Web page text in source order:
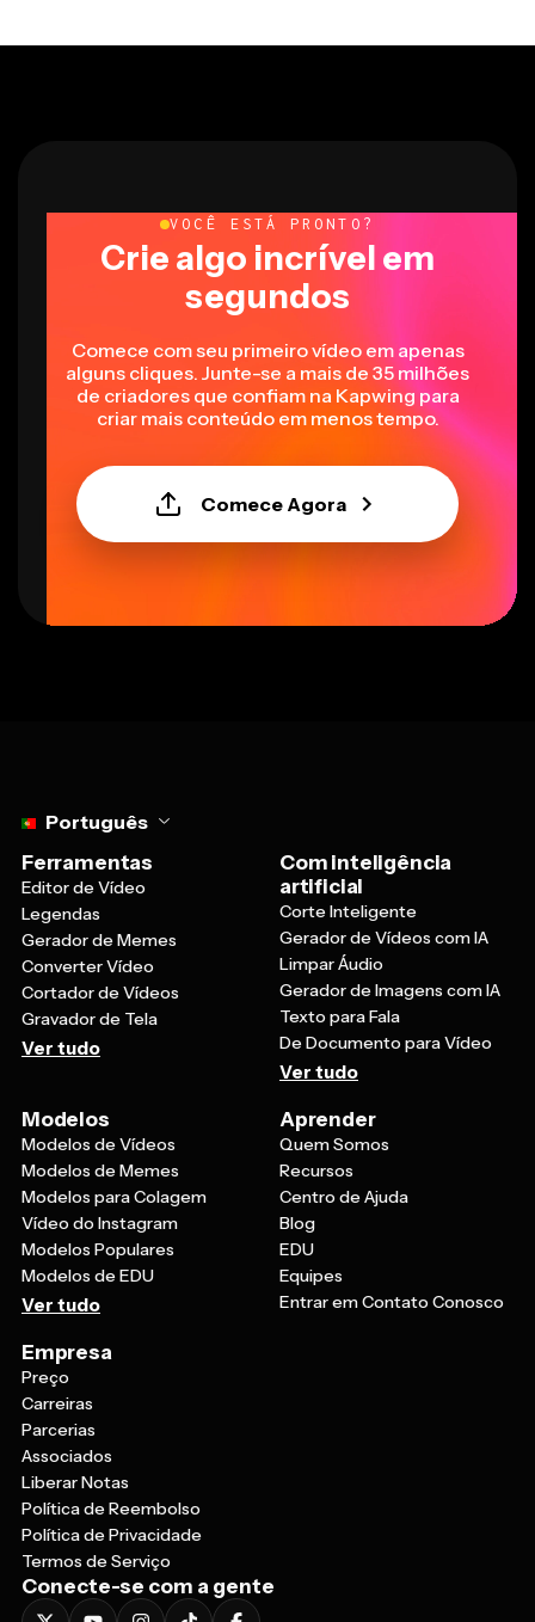
VOCÊ ESTÁ PRONTO?
Crie algo incrível em
segundos
Comece com seu primeiro vídeo em apenas
alguns cliques. Junte-se a mais de 35 milhões
de criadores que confiam na Kapwing para
criar mais conteúdo em menos tempo.
Comece Agora
Português
Ferramentas
Editor de Vídeo
Legendas
Gerador de Memes
Converter Vídeo
Cortador de Vídeos
Gravador de Tela
Ver tudo
Com inteligência
artificial
Corte Inteligente
Gerador de Vídeos com IA
Limpar Áudio
Gerador de Imagens com IA
Texto para Fala
De Documento para Vídeo
Ver tudo
Modelos
Modelos de Vídeos
Modelos de Memes
Modelos para Colagem
Vídeo do Instagram
Modelos Populares
Modelos de EDU
Ver tudo
Aprender
Quem Somos
Recursos
Centro de Ajuda
Blog
EDU
Equipes
Entrar em Contato Conosco
Empresa
Preço
Carreiras
Parcerias
Associados
Liberar Notas
Política de Reembolso
Política de Privacidade
Termos de Serviço
Conecte-se com a gente